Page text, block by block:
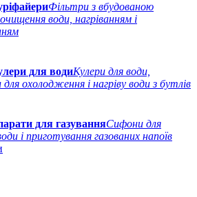
Фільтри з вбудованою
води, нагріванням і
для водиКулери для води,
для охолодження і нагріву води з бутлів
для газуванняСифони для
і приготування газованих напоїв